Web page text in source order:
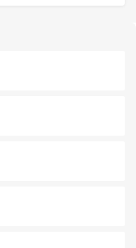
楽しめる外せないスポット